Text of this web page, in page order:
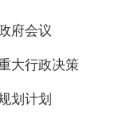
府会议
大行政决策
划计划